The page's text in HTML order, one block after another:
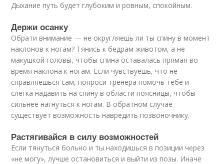
Дыхание путь будет глубоким и ровным, спокойным.
Держи осанку
Обрати внимание — не округляешь ли ты спину в момент
наклонов к ногам? Тянись к бедрам животом, а не
макушкой головы, чтобы спина оставалась прямая во
время наклона к ногам. Если чувствуешь, что не
справляешься сам, попроси тренера помочь тебе и
слегка надавить на спину в области поясницы, чтобы
сильнее нагнуться к ногам. В обратном случае
существует возможность навредить позвоночнику.
Растягивайся в силу возможностей
Если тянуться больно и ты находишься в позиции через
«не могу», лучше остановиться и выйти из позы. Иначе